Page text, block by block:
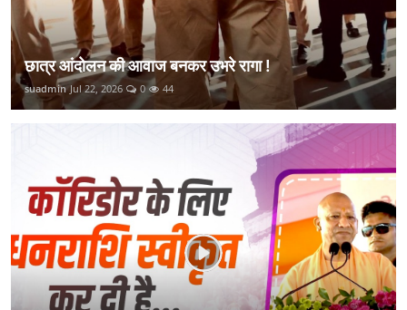
छात्र आंदोलन की आवाज बनकर उभरे रागा !
suadmin Jul 22, 2026 0 44